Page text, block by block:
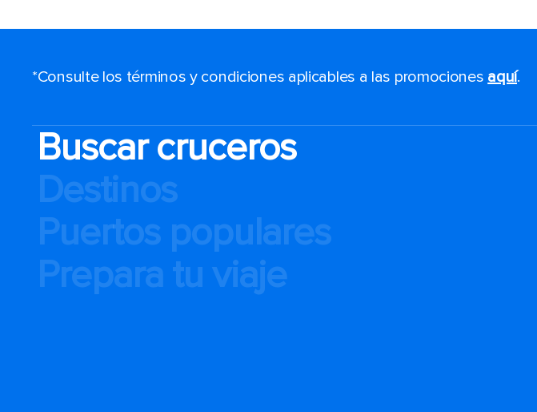
*Consulte los términos y condiciones aplicables a las promociones aquí.
Buscar cruceros
Destinos
Puertos populares
Prepara tu viaje